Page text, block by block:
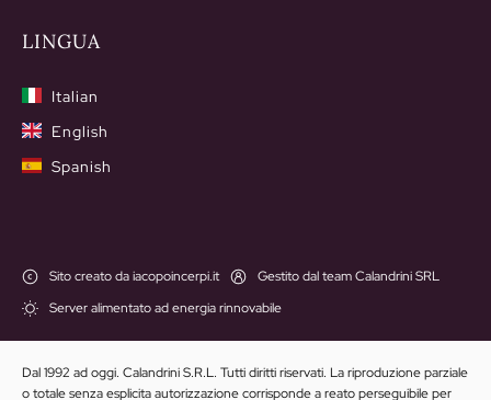
LINGUA
Italian
English
Spanish
Sito creato da iacopoincerpi.it
Gestito dal team Calandrini SRL
Server alimentato ad energia rinnovabile
Dal 1992 ad oggi. Calandrini S.R.L. Tutti diritti riservati. La riproduzione parziale
o totale senza esplicita autorizzazione corrisponde a reato perseguibile per